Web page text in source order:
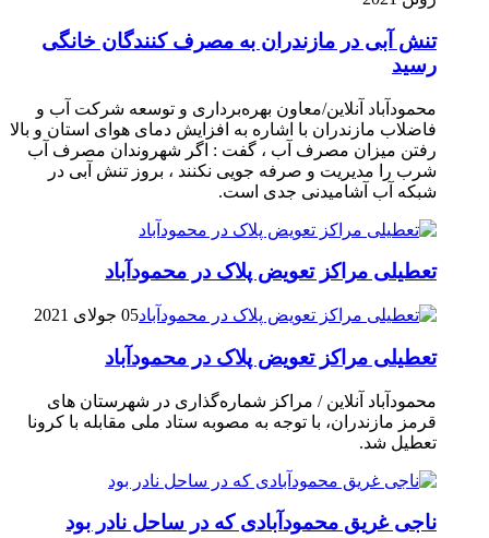
تنش آبی در مازندران به مصرف كنندگان خانگی
رسيد
محمودآباد آنلاین/معاون بهره‌برداری و توسعه شرکت آب و
فاضلاب مازندران با اشاره به افزایش دمای هوای استان و بالا
رفتن میزان مصرف آب ، گفت : اگر شهروندان مصرف آب
شرب را مدیریت و صرفه جویی نکنند ، بروز تنش آبی در
شبکه آب آشامیدنی جدی است.
تعطیلی مراکز تعویض پلاک در محمودآباد
05 جولای 2021
تعطیلی مراکز تعویض پلاک در محمودآباد
محمودآباد آنلاین / مراکز شماره‌گذاری در شهر‌ستان های
قرمز مازندران، با توجه به مصوبه ستاد ملی مقابله با کرونا
تعطیل شد.
ناجی غریق محمودآبادی که در ساحل نادر بود